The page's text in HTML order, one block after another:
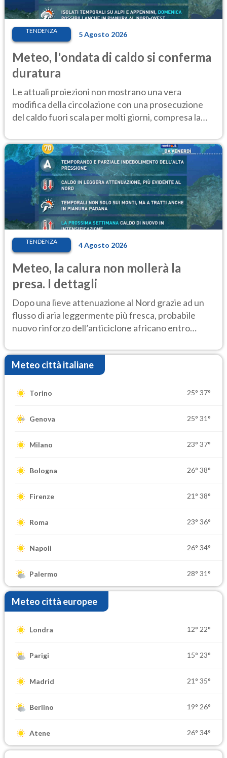
TENDENZA 5 Agosto 2026
Meteo, l'ondata di caldo si conferma
duratura
Le attuali proiezioni non mostrano una vera
modifica della circolazione con una prosecuzione
del caldo fuori scala per molti giorni, compresa la
TENDENZA 4 Agosto 2026
Meteo, la calura non mollerà la
presa. I dettagli
Dopo una lieve attenuazione al Nord grazie ad un
flusso di aria leggermente più fresca, probabile
nuovo rinforzo dell’anticiclone africano entro
Meteo città italiane
Torino 25° 37°
Genova 25° 31°
Milano 23° 37°
Bologna 26° 38°
Firenze 21° 38°
Roma 23° 36°
Napoli 26° 34°
Palermo 28° 31°
Meteo città europee
Londra 12° 22°
Parigi 15° 23°
Madrid 21° 35°
Berlino 19° 26°
Atene 26° 34°